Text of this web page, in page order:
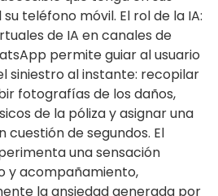
teléfono móvil. El rol de la IA:
de IA en canales de
permite guiar al usuario
siniestro al instante: recopilar
fotografías de los daños,
de la póliza y asignar una
cuestión de segundos. El
una sensación
y acompañamiento,
la ansiedad generada por